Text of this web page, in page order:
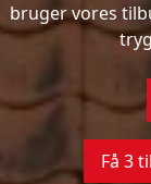
bruger vores
Få 3